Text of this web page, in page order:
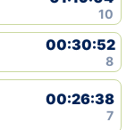
10
00:30:52
8
00:26:38
7